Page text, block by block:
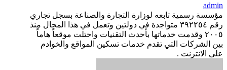
admin
مؤسسة رسمية تابعه لوزارة التجارة والصناعة بسجل تجاري
رقم ٣٩٢٢٥٤ متواجدة في دولتين وتعمل في هذا المجال منذ
٢٠٠٥ وقدمت خدماتها بأحدث التقنيات واحتلت موقعاً هاماً
بين الشركات التي تقدم خدمات تسكين المواقع والخوادم
على الانترنت .